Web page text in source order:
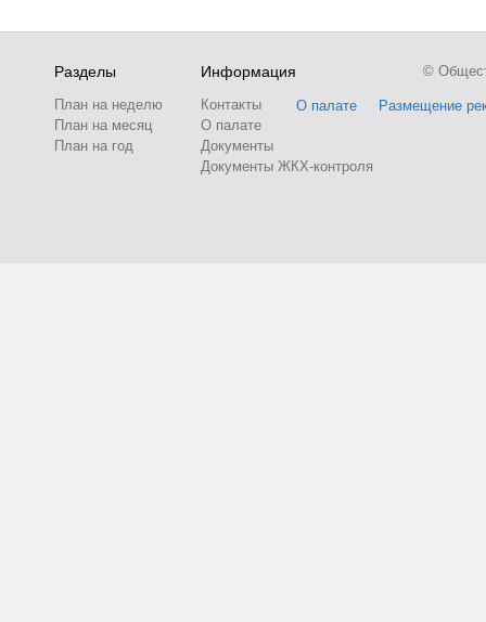
Разделы
План на неделю
План на месяц
План на год
Информация
Контакты
О палате
Документы
Документы ЖКХ-контроля
О палате Размещение
©